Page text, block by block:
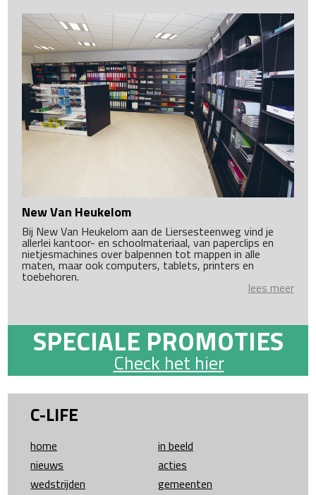
New Van Heukelom
Bij New Van Heukelom aan de Liersesteenweg vind je
allerlei kantoor- en schoolmateriaal, van paperclips en
nietjesmachines over balpennen tot mappen in alle
maten, maar ook computers, tablets, printers en
toebehoren.
lees meer
SPECIALE PROMOTIES
Check het hier
C-LIFE
home
in beeld
nieuws
acties
wedstrijden
gemeenten